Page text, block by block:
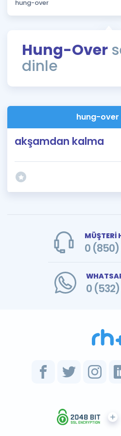
Puan Hesaplama
ÖSYM Sınav Takvimi
Kampanyalar
İngilizce Gramer
Hung-Over
dinle
hung-
akşamdan kalma
MÜŞTERİ
0 (850)
0 (532)